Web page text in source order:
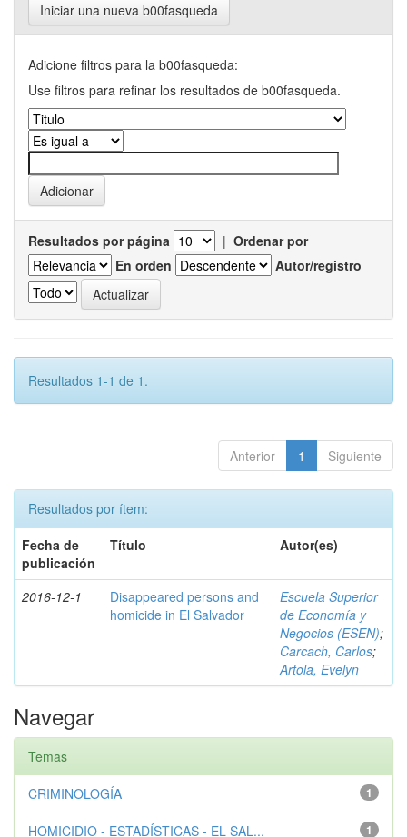
Iniciar una nueva b00fasqueda
Adicione filtros para la b00fasqueda:
Use filtros para refinar los resultados de b00fasqueda.
Resultados por página | Ordenar por
En orden
Autor/registro
Resultados 1-1 de 1.
Anterior 1 Siguiente
Resultados por ítem:
Fecha de
publicación
Título Autor(es)
2016-12-1
Disappeared persons and
homicide in El Salvador
Escuela Superior
de Economía y
Negocios (ESEN);
Carcach, Carlos;
Artola, Evelyn
Navegar
Temas
1
CRIMINOLOGÍA
1
HOMICIDIO - ESTADÍSTICAS - EL SAL...